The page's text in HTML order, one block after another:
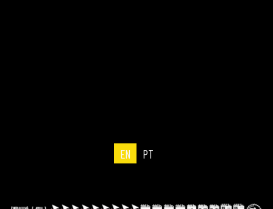
EN PT